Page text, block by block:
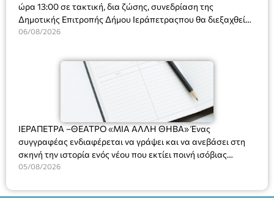
ώρα 13:00 σε τακτική, δια ζώσης, συνεδρίαση της
Δημοτικής Επιτροπής Δήμου Ιεράπετραςπου θα διεξαχθεί
στο Δημοτικό Κατάστημα, Δημοκρατίας 31 στην αίθουσα
και λήψη αποφάσεων στα παρακάτω θέματα:
06/08/2026
ΙΕΡΑΠΕΤΡΑ –ΘΕΑΤΡΟ «ΜΙΑ ΑΛΛΗ ΘΗΒΑ» Ένας
συγγραφέας ενδιαφέρεται να γράψει και να ανεβάσει στη
σκηνή την ιστορία ενός νέου που εκτίει ποινή ισόβιας
κάθειρξης για πατροκτονία. Ένα πολυβραβευμένο έργο για
ασθένεια, τον ερωτισμό. Ένα έργο αινιγματικό, συγκινητικό,
05/08/2026